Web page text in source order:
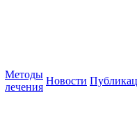
Методы
лечения
Новости